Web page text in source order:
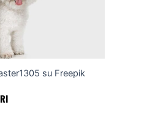
su Freepik